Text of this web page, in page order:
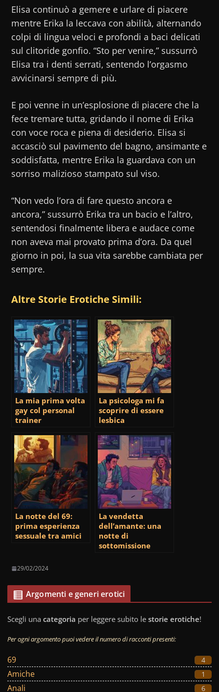
Elisa continuò a gemere e urlare di piacere
mentre Erika la leccava con abilità, alternando
colpi di lingua veloci e profondi a baci delicati
sul clitoride gonfio. “Sto per venire,” sussurrò
Elisa tra i denti serrati, sentendo l’orgasmo
avvicinarsi sempre di più.
E poi venne in un’esplosione di piacere che la
fece tremare tutta, gridando il nome di Erika
con voce roca e piena di desiderio. Elisa si
accasciò sul pavimento del bagno, ansimante e
soddisfatta, mentre Erika la guardava con un
sorriso malizioso stampato sul viso.
“Non vedo l’ora di fare questo ancora e
ancora,” sussurrò Erika tra un bacio e l’altro,
sentendosi finalmente libera e audace come
non aveva mai provato prima d’ora. Da quel
giorno in poi, la sua vita sarebbe cambiata per
sempre.
Altre Storie Erotiche Simili:
La mia prima volta
gay col personal
trainer
La psicologa mi fa
scoprire di essere
lesbica
La notte del 69:
prima esperienza
sessuale tra amici
La vendetta
dell’amante: una
notte di
sottomissione
29/02/2024
Argomenti e generi erotici
Scegli una categoria per leggere subito le storie erotiche!
Per ogni argomento puoi vedere il numero di racconti presenti:
69 4
Amiche 1
Anali 6